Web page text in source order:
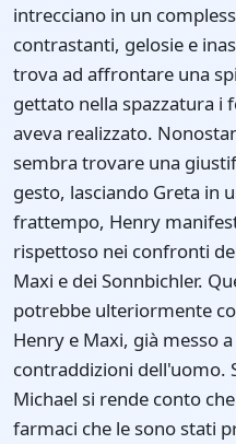
intrecciano in un
contrastanti, gelosie e
trova ad affrontare una
gettato nella spazzatura i
aveva realizzato.
sembra trovare una
gesto, lasciando Greta in
frattempo, Henry
rispettoso nei confronti
Maxi e dei Sonnbichler.
potrebbe ulteriormente
Henry e Maxi, già messo
contraddizioni dell'uomo.
Michael si rende conto
farmaci che le sono stati